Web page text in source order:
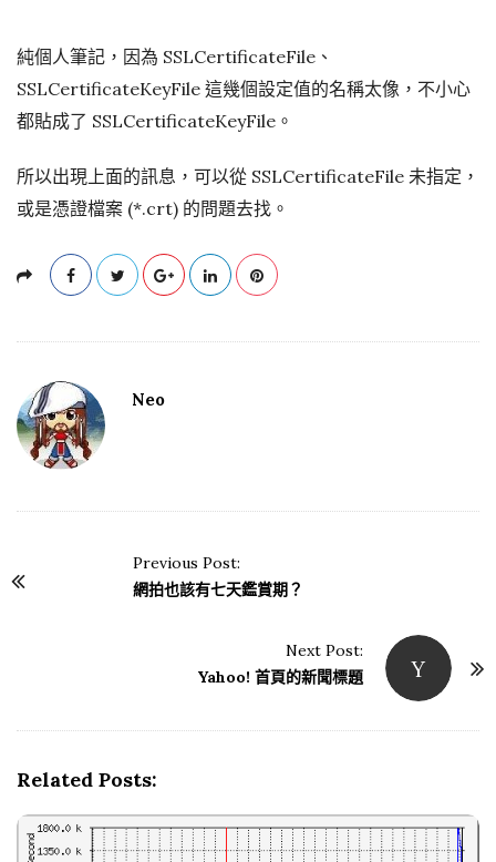
純個人筆記，因為 SSLCertificateFile、
SSLCertificateKeyFile 這幾個設定值的名稱太像，不小心
都貼成了 SSLCertificateKeyFile。
所以出現上面的訊息，可以從 SSLCertificateFile 未指定，
或是憑證檔案 (*.crt) 的問題去找。
Neo
P
Previous Post:
網拍也該有七天鑑賞期？
Y
Next Post:
Yahoo! 首頁的新聞標題
Related Posts: